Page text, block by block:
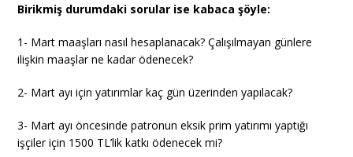
Birikmiş durumdaki sorular ise kabaca şöyle:
1- Mart maaşları nasıl hesaplanacak? Çalışılmayan günlere
ilişkin maaşlar ne kadar ödenecek?
2- Mart ayı için yatırımlar kaç gün üzerinden yapılacak?
3- Mart ayı öncesinde patronun eksik prim yatırımı yaptığı
işçiler için 1500 TL’lik katkı ödenecek mi?